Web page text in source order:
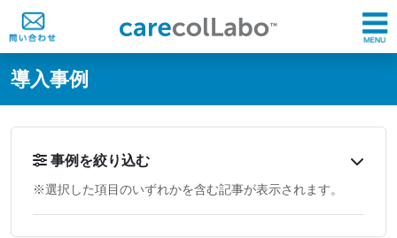
@ -0,0 +1,60 @@
導入事例
事例を絞り込む
※選択した項目のいずれかを含む記事が表示されます。